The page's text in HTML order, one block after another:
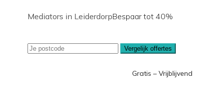
Mediators in LeiderdorpBespaar tot 40%
Vergelijk offertes
Gratis – Vrijblijvend